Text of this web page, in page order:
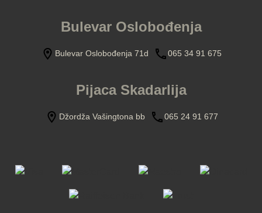
Bulevar Oslobođenja
Bulevar Oslobođenja 71d 065 34 91 675
Pijaca Skadarlija
Džordža Vašingtona bb 065 24 91 677